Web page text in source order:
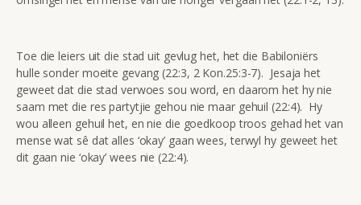
Toe die leiers uit die stad uit gevlug het, het die Babiloniërs
hulle sonder moeite gevang (22:3, 2 Kon.25:3-7). Jesaja het
geweet dat die stad verwoes sou word, en daarom het hy nie
saam met die res partytjie gehou nie maar gehuil (22:4). Hy
wou alleen gehuil het, en nie die goedkoop troos gehad het van
mense wat sê dat alles ‘okay’ gaan wees, terwyl hy geweet het
dit gaan nie ‘okay’ wees nie (22:4).